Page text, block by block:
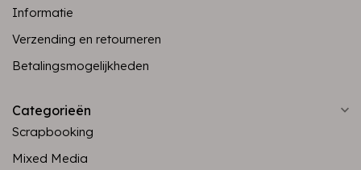
Informatie
Verzending en retourneren
Betalingsmogelijkheden
Categorieën
Scrapbooking
Mixed Media